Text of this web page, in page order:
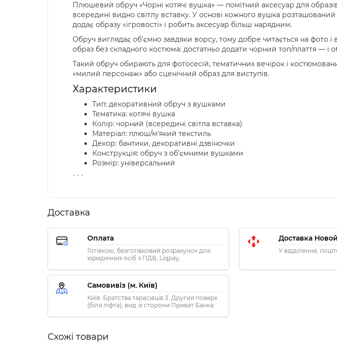
Плюшевий обруч «Чорні котячі вушка» — помітний аксесуар для
всередині видно світлу вставку. У основі кожного вушка
додає образу «ігровості» і робить аксесуар більш нарядним.
Обруч виглядає об'ємно завдяки ворсу, тому добре читається на фото і
образ без складного костюма: достатньо додати чорний топ/плаття — і
Такий обруч обирають для фотосесій, тематичних вечірок і
«милий персонаж» або сценічний образ для виступів.
Характеристики
Тип: декоративний обруч з вушками
Тематика: котячі вушка
Колір: чорний (всередині світла вставка)
Матеріал: плюш/м'який текстиль
Декор: бантики, декоративні дзвіночки
Конструкція: обруч з об'ємними вушками
Розмір: універсальний
```
Доставка
Оплата
Готівкою, безготівковий розрахунок для
юридичних осіб з ПДВ, Liqpay,
Visa/MasterCard, Privat24
Доставка
У відділення,
Самовивіз (м. Київ)
Київ. Братства тарасівців 3. Другий поверх
(біля ліфта), вхід зі сторони Приват Банка
Схожі товари